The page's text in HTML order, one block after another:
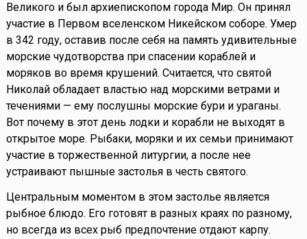
Великого и был архиепископом города Мир. Он принял
участие в Первом вселенском Никейском соборе. Умер
в 342 году, оставив после себя на память удивительные
морские чудотворства при спасении кораблей и
моряков во время крушений. Считается, что святой
Николай обладает властью над морскими ветрами и
течениями — ему послушны морские бури и ураганы.
Вот почему в этот день лодки и корабли не выходят в
открытое море. Рыбаки, моряки и их семьи принимают
участие в торжественной литургии, а после нее
устраивают пышные застолья в честь святого.
Центральным моментом в этом застолье является
рыбное блюдо. Его готовят в разных краях по разному,
но всегда из всех рыб предпочтение отдают карпу.